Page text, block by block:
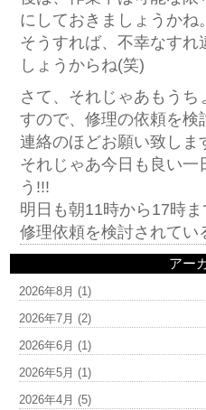
にしておきましょうかね。
そうすれば、不幸なす
しょうからね(笑)
さて、それじゃあもうち
すので、修理の依頼を検
連絡のほどお願い致しま
それじゃあ今日も良い一
う!!!
明日も朝11時から17時
修理依頼を検討されてい
アー
2026年8月 (1)
2026年7月 (2)
2026年6月 (1)
2026年5月 (1)
2026年4月 (5)